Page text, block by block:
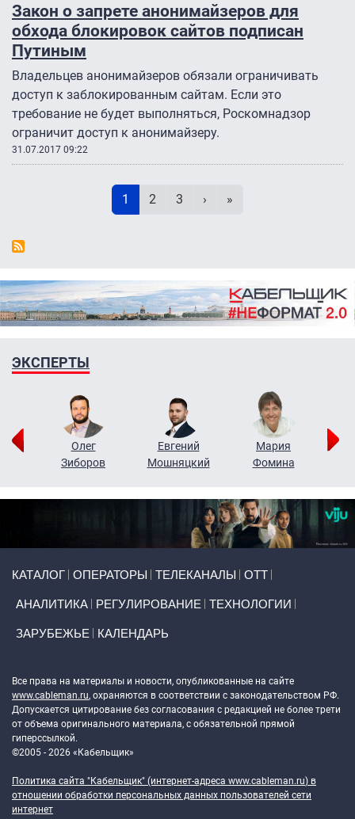
Закон о запрете анонимайзеров для
обхода блокировок сайтов подписан
Путиным
Владельцев анонимайзеров обязали ограничивать
доступ к заблокированным сайтам. Если это
требование не будет выполняться, Роскомнадзор
ограничит доступ к анонимайзеру.
31.07.2017 09:22
Текущая страница
1 Page
2 Page
3 Следующая страница
› Последняя страница
»
ЭКСПЕРТЫ
Олег
Зиборов
Евгений
Мошняцкий
Мария
Фомина
КАТАЛОГ ОПЕРАТОРЫ ТЕЛЕКАНАЛЫ ОТТ
АНАЛИТИКА РЕГУЛИРОВАНИЕ ТЕХНОЛОГИИ
ЗАРУБЕЖЬЕ КАЛЕНДАРЬ
Все права на материалы и новости, опубликованные на сайте
www.cableman.ru, охраняются в соответствии с законодательством РФ.
Допускается цитирование без согласования с редакцией не более трети
от объема оригинального материала, с обязательной прямой
гиперссылкой.
©2005 - 2026 «Кабельщик»
Политика сайта "Кабельщик" (интернет-адреса www.cableman.ru) в
отношении обработки персональных данных пользователей сети
интернет